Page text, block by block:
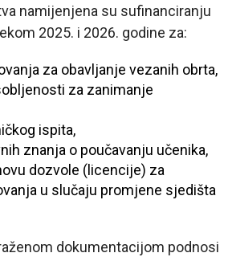
namijenjena su sufinanciranju
2025. i 2026. godine za:
za obavljanje vezanih obrta,
za zanimanje
ispita,
znanja o poučavanju učenika,
dozvole (licencije) za
u slučaju promjene sjedišta
dokumentacijom podnosi